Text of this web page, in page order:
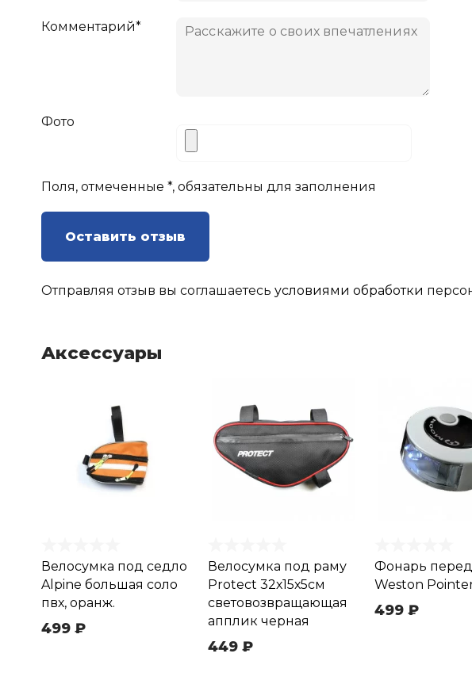
Комментарий*
Фото
Поля, отмеченные *, обязательны для заполнения
Оставить отзыв
Отправляя отзыв вы соглашаетесь условиями обработки
Аксессуары
Велосумка под седло
Alpine большая соло
пвх, оранж.
499 ₽
Велосумка под раму
Protect 32х15х5см
световозвращающая
апплик черная
449 ₽
Фонарь
Weston
499 ₽